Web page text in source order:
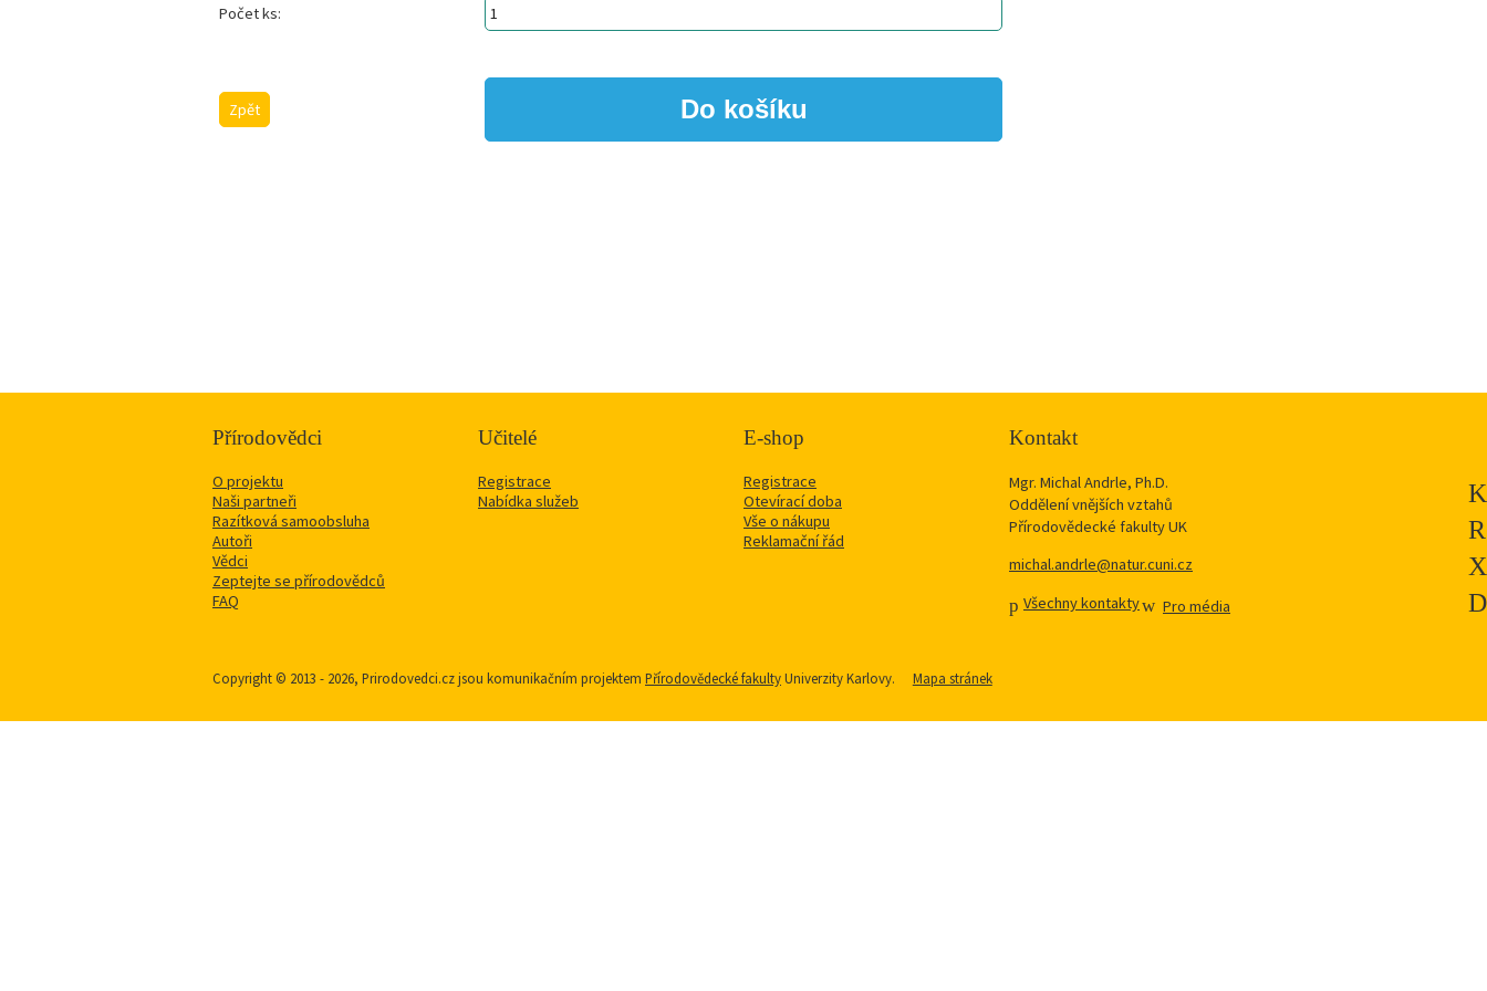
Počet ks:
Zpět
Přírodovědci
O projektu
Naši partneři
Razítková samoobsluha
Autoři
Vědci
Zeptejte se přírodovědců
FAQ
Učitelé
Registrace
Nabídka služeb
E-shop
Registrace
Otevírací doba
Vše o nákupu
Reklamační řád
Kontakt
Mgr. Michal Andrle, Ph.D.
Oddělení vnějších vztahů
Přírodovědecké fakulty UK
michal.andrle@natur.cuni.cz
Všechny kontakty
Pro média
Copyright © 2013 - 2026, Prirodovedci.cz jsou komunikačním projektem Přírodovědecké fakultyUniverzity Karlovy. Mapa stránek